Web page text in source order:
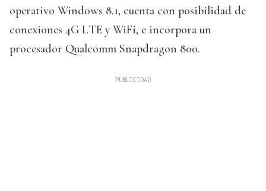
operativo Windows 8.1, cuenta con posibilidad de
conexiones 4G LTE y WiFi, e incorpora un
procesador Qualcomm Snapdragon 800.